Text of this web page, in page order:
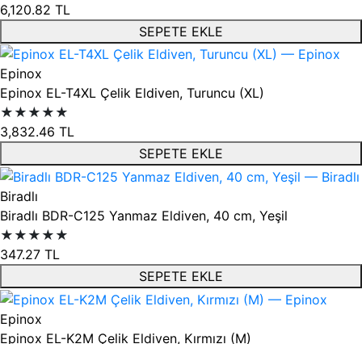
6,120.82 TL
SEPETE EKLE
Epinox
Epinox EL-T4XL Çelik Eldiven, Turuncu (XL)
★★★★★
3,832.46 TL
SEPETE EKLE
Biradlı
Biradlı BDR-C125 Yanmaz Eldiven, 40 cm, Yeşil
★★★★★
347.27 TL
SEPETE EKLE
Epinox
Epinox EL-K2M Çelik Eldiven, Kırmızı (M)